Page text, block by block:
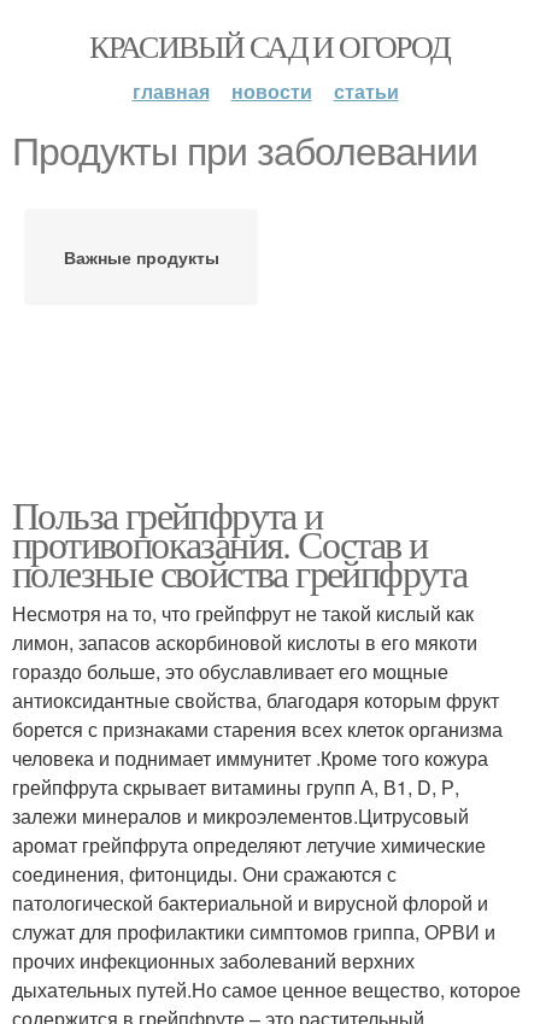
КРАСИВЫЙ САД И ОГОРОД
главная новости статьи
Продукты при заболевании
Важные продукты
Польза грейпфрута и
противопоказания. Состав и
полезные свойства грейпфрута
Несмотря на то, что грейпфрут не такой кислый как
лимон, запасов аскорбиновой кислоты в его мякоти
гораздо больше, это обуславливает его мощные
антиоксидантные свойства, благодаря которым фрукт
борется с признаками старения всех клеток организма
человека и поднимает иммунитет .Кроме того кожура
грейпфрута скрывает витамины групп А, В1, D, Р,
залежи минералов и микроэлементов.Цитрусовый
аромат грейпфрута определяют летучие химические
соединения, фитонциды. Они сражаются с
патологической бактериальной и вирусной флорой и
служат для профилактики симптомов гриппа, ОРВИ и
прочих инфекционных заболеваний верхних
дыхательных путей.Но самое ценное вещество, которое